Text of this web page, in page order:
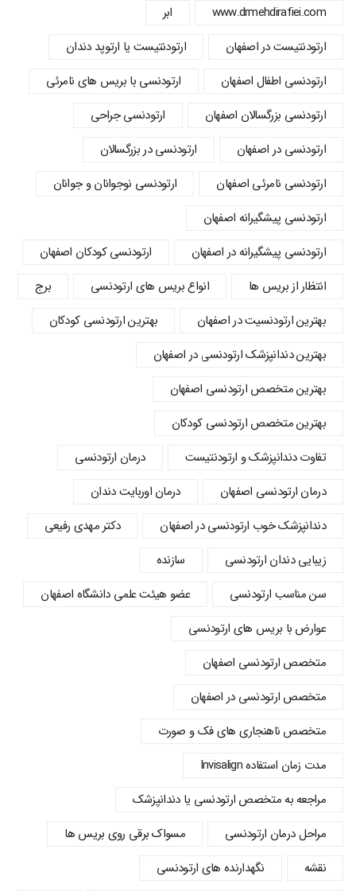
www.drmehdirafiei.com
ابر
ارتودنتیست در اصفهان
ارتودنتیست یا ارتوپد دندان
ارتودنسي اطفال اصفهان
ارتودنسی با بریس های نامرئی
ارتودنسی بزرگسالان اصفهان
ارتودنسی جراحی
ارتودنسی در اصفهان
ارتودنسی در بزرگسالان
ارتودنسی نامرئی اصفهان
ارتودنسی نوجوانان و جوانان
ارتودنسی پیشگیرانه اصفهان
ارتودنسی پیشگیرانه در اصفهان
ارتودنسی کودکان اصفهان
انتظار از بریس ها
انواع بریس های ارتودنسی
برج
بهترین ارتودنسیت در اصفهان
بهترین ارتودنسی کودکان
بهترین دندانپزشک ارتودنسی در اصفهان
بهترین متخصص ارتودنسی اصفهان
بهترین متخصص ارتودنسی کودکان
تفاوت دندانپزشک و ارتودنتیست
درمان ارتودنسی
درمان ارتودنسی اصفهان
درمان اوربایت دندان
دندانپزشک خوب ارتودنسی در اصفهان
دکتر مهدی رفیعی
زیبایی دندان ارتودنسی
سازنده
سن مناسب ارتودنسی
عضو هیئت علمی دانشگاه اصفهان
عوارض با بریس های ارتودنسی
متخصص ارتودنسی اصفهان
متخصص ارتودنسی در اصفهان
متخصص ناهنجاری های فک و صورت
مدت زمان استفاده Invisalign
مراجعه به متخصص ارتودنسی یا دندانپزشک
مراحل درمان ارتودنسی
مسواک برقی روی بریس ها
نقشه
نگهدارنده های ارتودنسی